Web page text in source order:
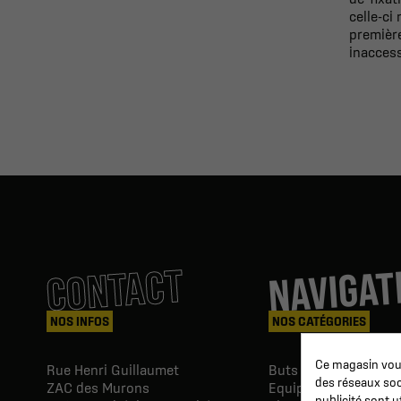
celle-ci
CONTACT
NOS INFOS
Rue Henri Guillaumet
ZAC des Murons
NOS CATÉGORIES
Buts & Abris football
Equipements du
Ce magasin
des réseaux